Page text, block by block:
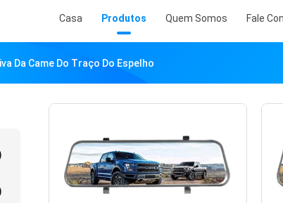
Casa Produtos Quem Somos Fale
Da Came Do Traço Do Espelho